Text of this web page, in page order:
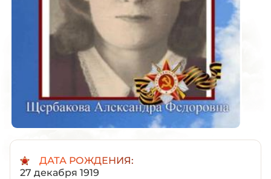
ДАТА РОЖДЕНИЯ:
27 декабря 1919